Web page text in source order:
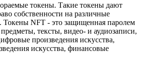
токены. Такие токены дают
собственности на различные
Токены NFT - это защищенная паролем
тексты, видео- и аудиозаписи,
произведения искусства,
искусства, финансовые